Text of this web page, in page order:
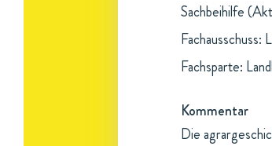
Sachbeihilfe
Fachsparte:
Kommentar
Die